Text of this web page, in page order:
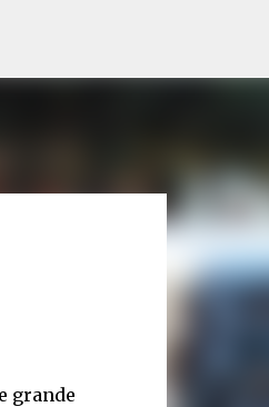
grande